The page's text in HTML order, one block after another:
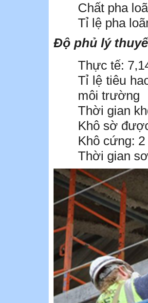
Chất pha
Tỉ lệ pha
Độ phủ lý
Thực tế:
Tỉ lệ tiêu
môi trường
Thời gian
Khô sờ
Khô cứng:
Thời gian